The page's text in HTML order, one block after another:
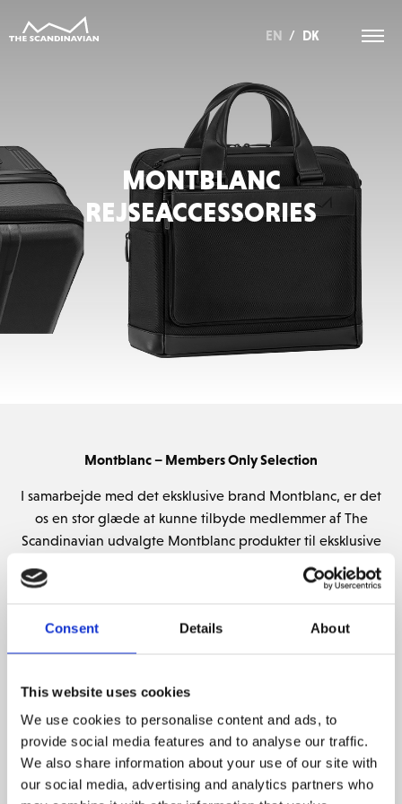
Consent Details About
This website uses cookies
We use cookies to personalise content and ads, to
provide social media features and to analyse our traffic.
We also share information about your use of our site with
our social media, advertising and analytics partners who
EN / DK
MONTBLANC
REJSEACCESSORIES
Montblanc – Members Only Selection
I samarbejde med det eksklusive brand Montblanc, er det
os en stor glæde at kunne tilbyde medlemmer af The
Scandinavian udvalgte Montblanc produkter til eksklusive
at sikre dig flere af de eksklusive og spændende
Vi tilbyder lige nu nedenstående eksklusive produkter fra
Mont Blanc (se billeder på linket nedenfor)
Model Member Only Pris
Montblanc Cabin Trolley DKK 6.000,-